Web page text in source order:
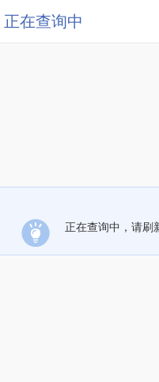
正在查询中
正在查询中，请刷